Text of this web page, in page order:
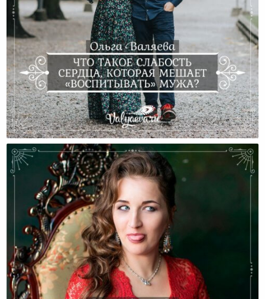
Что Такое Слабость Сердца, Которая Мешает
«воспитывать» Мужа?